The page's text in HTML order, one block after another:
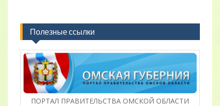
Полезные ссылки
ПОРТАЛ ПРАВИТЕЛЬСТВА ОМСКОЙ ОБЛАСТИ